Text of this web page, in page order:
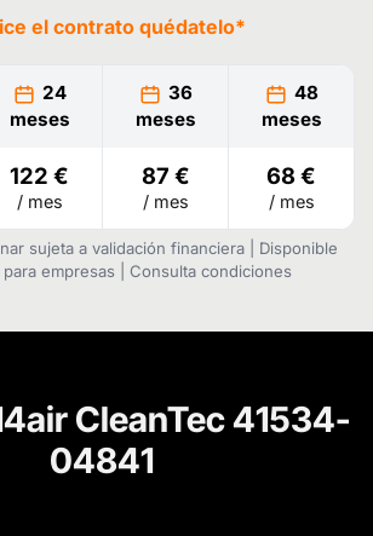
el contrato quédatelo*
24
meses
36
meses
48
meses
122 €
/ mes
87 €
/ mes
68 €
/ mes
sujeta a validación financiera | Disponible
empresas | Consulta condiciones
CleanTec 41534-
04841